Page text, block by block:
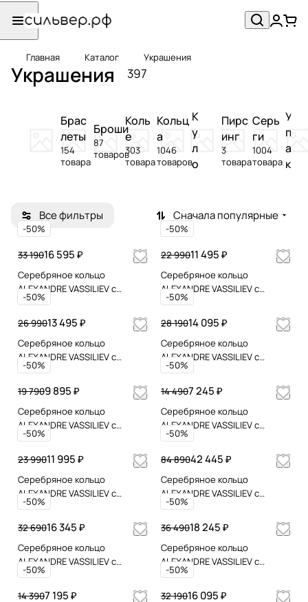
Главная Каталог Украшения
Украшения 397
Брас
леты
154
товара
Броши
87
товаров
Коль
е
303
товара
Кольц
а
1046
товаров
К
у
л
о
Пирс
инг
3
товара
Серь
ги
1004
товара
У
п
а
к
к
Все фильтры Сначала популярные
-50%
16 595 ₽
33 190
Серебряное кольцо
ALEXANDRE VASSILIEV с
черным ониксом
-50%
11 495 ₽
22 990
Серебряное кольцо
ALEXANDRE VASSILIEV с
перламутром, горным
хрусталем
-50%
13 495 ₽
26 990
Серебряное кольцо
ALEXANDRE VASSILIEV с
агатом
-50%
14 095 ₽
28 190
Серебряное кольцо
ALEXANDRE VASSILIEV с
микрожемчугом и
марказитами Swarovski
-50%
9 895 ₽
19 790
Серебряное кольцо
ALEXANDRE VASSILIEV с
зеленым агатом,
микрожемчугом и
марказитами Swarovski
-50%
7 245 ₽
14 490
Серебряное кольцо
ALEXANDRE VASSILIEV с
зеленым агатом,
микрожемчугом и
марказитами Swarovski
-50%
11 995 ₽
23 990
Серебряное кольцо
ALEXANDRE VASSILIEV с
микрожемчугом и
марказитами Swarovski
-50%
42 445 ₽
84 890
Серебряное кольцо
ALEXANDRE VASSILIEV с
топазами
-50%
16 345 ₽
32 690
Серебряное кольцо
ALEXANDRE VASSILIEV с
микрожемчугом и
марказитами Swarovski
-50%
18 245 ₽
36 490
Серебряное кольцо
ALEXANDRE VASSILIEV с
зеленым агатом,
микрожемчугом и
-50%
7 195 ₽
14 390
-50%
16 095 ₽
32 190